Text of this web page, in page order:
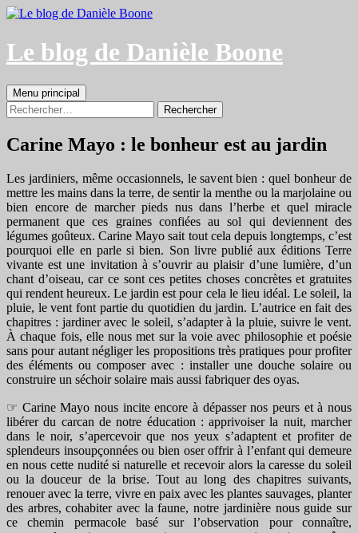
Aller
contenu
Le blog de Danièle Boone
Recherche
Menu principal
Rechercher :
Carine Mayo : le bonheur est au jardin
Les jardiniers, même occasionnels, le savent bien : quel bonheur de
mettre les mains dans la terre, de sentir la menthe ou la marjolaine ou
bien encore de marcher pieds nus dans l’herbe et quel miracle
permanent que ces graines confiées au sol qui deviennent des
légumes goûteux. Carine Mayo sait tout cela depuis longtemps, c’est
pourquoi elle en parle si bien. Son livre publié aux éditions Terre
vivante est une invitation à s’ouvrir au plaisir d’une lumière, d’un
chant d’oiseau, car ce sont ces petites choses concrètes et gratuites
qui rendent heureux. Le jardin est pour cela le lieu idéal. Le soleil, la
pluie, le vent font partie du quotidien du jardin. L’autrice en fait des
chapitres : jardiner avec le soleil, s’adapter à la pluie, suivre le vent.
À chaque fois, elle nous met sur la voie avec philosophie et poésie
sans pour autant négliger les propositions très pratiques pour profiter
des éléments ou composer avec : installer une douche solaire ou
construire un séchoir solaire mais aussi fabriquer des oyas.
☞ Carine Mayo nous incite encore à dépasser nos peurs et à nous
libérer du carcan de notre éducation : apprivoiser la nuit, marcher
dans le noir, s’apercevoir que nos yeux s’adaptent et profiter de
splendeurs insoupçonnées ou bien oser offrir à l’enfant qui demeure
en nous cette nudité si naturelle et recevoir alors la caresse du soleil
ou la douceur de la brise. Tout au long des chapitres suivants,
renouer avec la terre, vivre en paix avec les plantes sauvages, planter
des arbres, cohabiter avec la faune, notre jardinière nous guide sur
ce chemin permacole basé sur l’observation pour connaître,